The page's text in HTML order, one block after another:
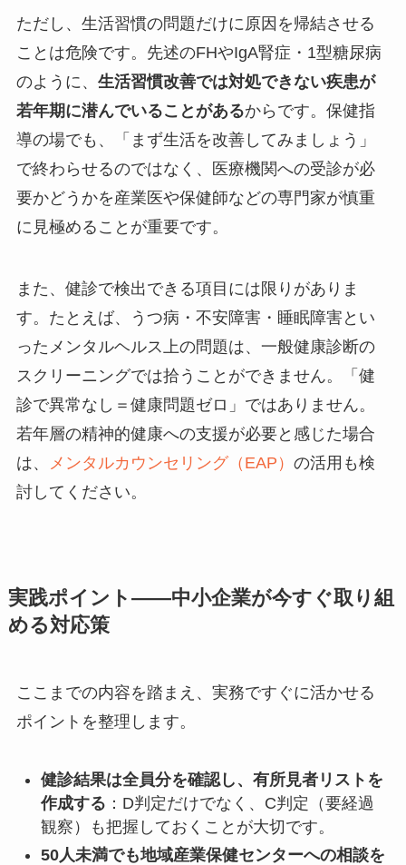
ただし、生活習慣の問題だけに原因を帰結させる
ことは危険です。先述のFHやIgA腎症・1型糖尿病
のように、 生活習慣改善では対処できない疾患が
若年期に潜んでいることがあるからです。保健指
導の場でも、「まず生活を改善してみましょう」
で終わらせるのではなく、医療機関への受診が必
要かどうかを産業医や保健師などの専門家が慎重
に見極めることが重要です。
また、健診で検出できる項目には限りがありま
す。たとえば、うつ病・不安障害・睡眠障害とい
ったメンタルヘルス上の問題は、一般健康診断の
スクリーニングでは拾うことができません。「健
診で異常なし＝健康問題ゼロ」ではありません。
若年層の精神的健康への支援が必要と感じた場合
は、
メンタルカウンセリング（EAP） の活用も検
討してください。
実践ポイント——中小企業が今すぐ取り組
める対応策
ここまでの内容を踏まえ、実務ですぐに活かせる
ポイントを整理します。
健診結果は全員分を確認し、有所見者リストを
作成する ：D判定だけでなく、C判定（要経過
観察）も把握しておくことが大切です。
50人未満でも地域産業保健センターへの相談を